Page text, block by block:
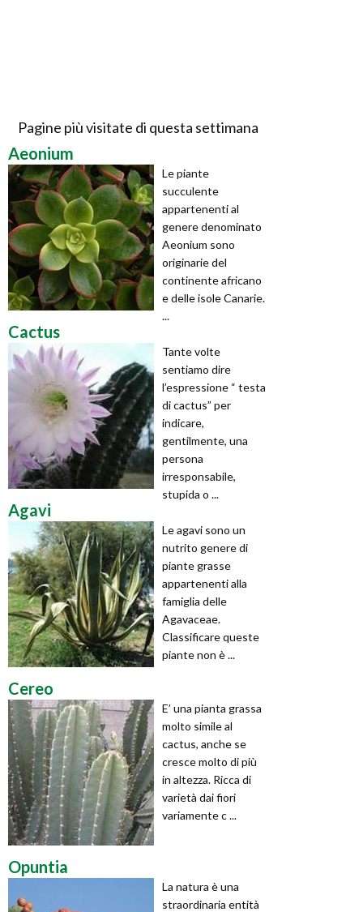
Pagine più visitate di questa settimana
Aeonium
Le piante
succulente
appartenenti al
genere denominato
Aeonium sono
originarie del
continente africano
e delle isole Canarie.
...
Cactus
Tante volte
sentiamo dire
l’espressione “ testa
di cactus” per
indicare,
gentilmente, una
persona
irresponsabile,
stupida o ...
Agavi
Le agavi sono un
nutrito genere di
piante grasse
appartenenti alla
famiglia delle
Agavaceae.
Classificare queste
piante non è ...
Cereo
E’ una pianta grassa
molto simile al
cactus, anche se
cresce molto di più
in altezza. Ricca di
varietà dai fiori
variamente c ...
Opuntia
La natura è una
straordinaria entità